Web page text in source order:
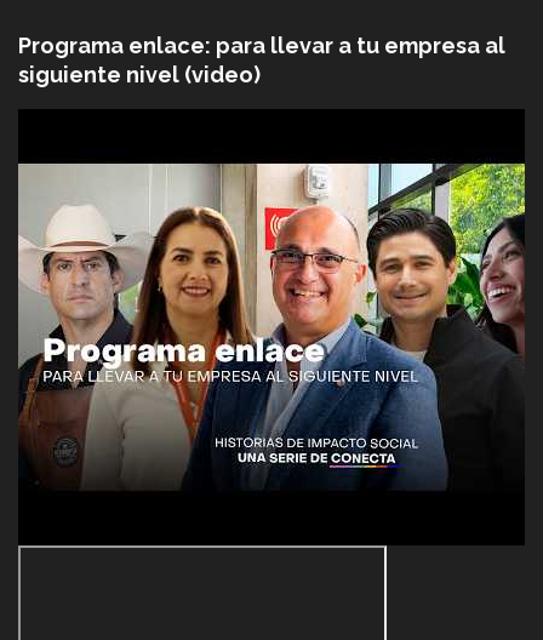
Programa enlace: para llevar a tu empresa al
siguiente nivel (video)